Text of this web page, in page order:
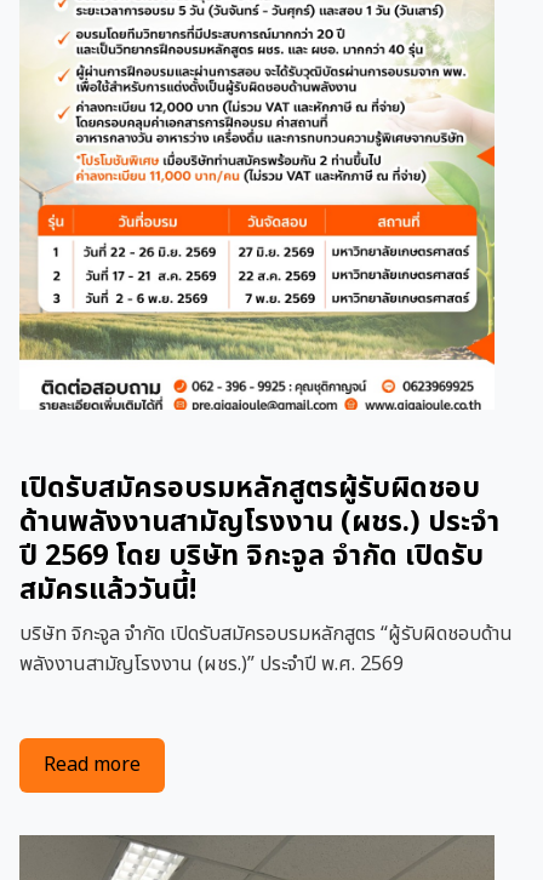
เปิดรับสมัครอบรมหลักสูตรผู้รับผิดชอบ
ด้านพลังงานสามัญโรงงาน (ผชร.) ประจำ
ปี 2569 โดย บริษัท จิกะจูล จำกัด เปิดรับ
สมัครแล้ววันนี้!
บริษัท จิกะจูล จำกัด เปิดรับสมัครอบรมหลักสูตร “ผู้รับผิดชอบด้าน
พลังงานสามัญโรงงาน (ผชร.)” ประจำปี พ.ศ. 2569
Read moreabout เปิดรับสมัครอบรมหลักสูตรผู้รับผิดชอบด้านพ